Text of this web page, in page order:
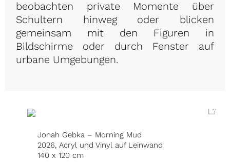
beobachten private Momente über
Schultern hinweg oder blicken
gemeinsam mit den Figuren in
Bildschirme oder durch Fenster auf
urbane Umgebungen.
Jonah Gebka – Morning Mud
2026, Acryl und Vinyl auf Leinwand
140 x 120 cm